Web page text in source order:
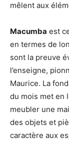
mêlent aux
Macumba est
en termes de
sont la preuve
l’enseigne,
Maurice. La
du mois met en
meubler une
des objets et
caractère aux